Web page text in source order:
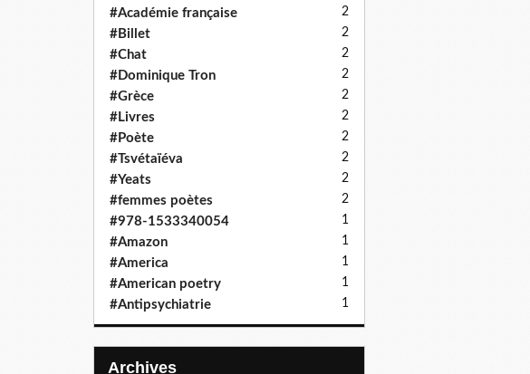
#Académie française 2
#Billet 2
#Chat 2
#Dominique Tron 2
#Grèce 2
#Livres 2
#Poète 2
#Tsvétaïéva 2
#Yeats 2
#femmes poètes 2
#978-1533340054 1
#Amazon 1
#America 1
#American poetry 1
#Antipsychiatrie 1
Archives